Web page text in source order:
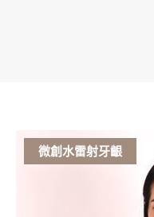
微創水雷射牙齦